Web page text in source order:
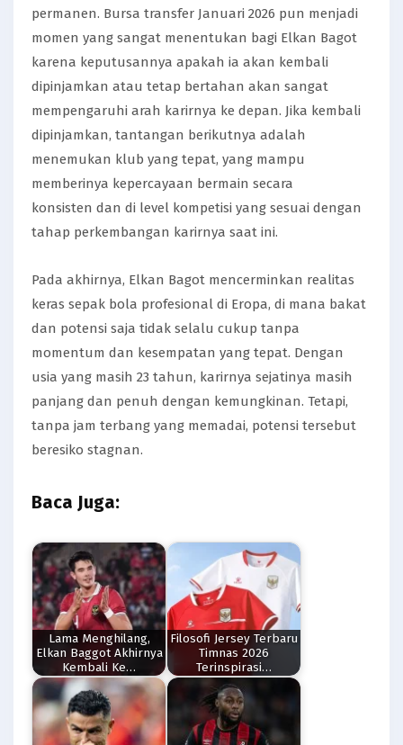
permanen. Bursa transfer Januari 2026 pun menjadi
momen yang sangat menentukan bagi Elkan Bagot
karena keputusannya apakah ia akan kembali
dipinjamkan atau tetap bertahan akan sangat
mempengaruhi arah karirnya ke depan. Jika kembali
dipinjamkan, tantangan berikutnya adalah
menemukan klub yang tepat, yang mampu
memberinya kepercayaan bermain secara
konsisten dan di level kompetisi yang sesuai dengan
tahap perkembangan karirnya saat ini.
Pada akhirnya, Elkan Bagot mencerminkan realitas
keras sepak bola profesional di Eropa, di mana bakat
dan potensi saja tidak selalu cukup tanpa
momentum dan kesempatan yang tepat. Dengan
usia yang masih 23 tahun, karirnya sejatinya masih
panjang dan penuh dengan kemungkinan. Tetapi,
tanpa jam terbang yang memadai, potensi tersebut
beresiko stagnan.
Baca Juga:
Lama Menghilang,
Elkan Baggot Akhirnya
Kembali Ke…
Filosofi Jersey Terbaru
Timnas 2026
Terinspirasi…